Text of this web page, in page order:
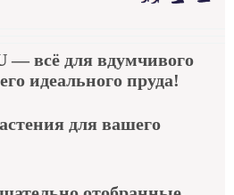
— всё для вдумчивого
идеального пруда!
для вашего